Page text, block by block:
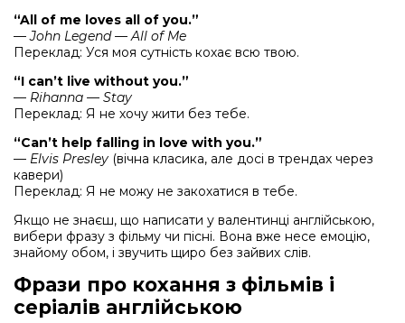
“All of me loves all of you.”
—John Legend — All of Me
Переклад: Уся моя сутність кохає всю твою.
“I can’t live without you.”
— Rihanna — Stay
Переклад: Я не хочу жити без тебе.
“Can’t help falling in love with you.”
— Elvis Presley (вічна класика, але досі в трендах через
кавери)
Переклад: Я не можу не закохатися в тебе.
Якщо не знаєш, що написати у валентинці англійською,
вибери фразу з фільму чи пісні. Вона вже несе емоцію,
знайому обом, і звучить щиро без зайвих слів.
Фрази про кохання з фільмів і
серіалів англійською